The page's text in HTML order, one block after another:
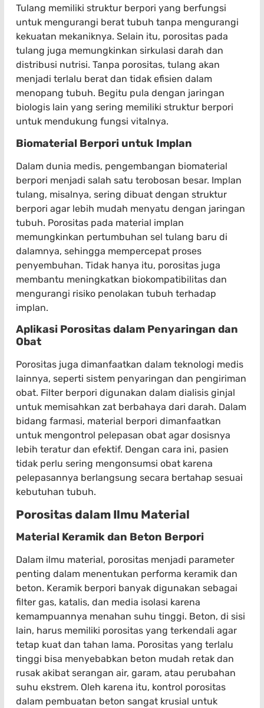
Tulang memiliki struktur berpori yang berfungsi
untuk mengurangi berat tubuh tanpa mengurangi
kekuatan mekaniknya. Selain itu, porositas pada
tulang juga memungkinkan sirkulasi darah dan
distribusi nutrisi. Tanpa porositas, tulang akan
menjadi terlalu berat dan tidak efisien dalam
menopang tubuh. Begitu pula dengan jaringan
biologis lain yang sering memiliki struktur berpori
untuk mendukung fungsi vitalnya.
Biomaterial Berpori untuk Implan
Dalam dunia medis, pengembangan biomaterial
berpori menjadi salah satu terobosan besar. Implan
tulang, misalnya, sering dibuat dengan struktur
berpori agar lebih mudah menyatu dengan jaringan
tubuh. Porositas pada material implan
memungkinkan pertumbuhan sel tulang baru di
dalamnya, sehingga mempercepat proses
penyembuhan. Tidak hanya itu, porositas juga
membantu meningkatkan biokompatibilitas dan
mengurangi risiko penolakan tubuh terhadap
implan.
Aplikasi Porositas dalam Penyaringan dan
Obat
Porositas juga dimanfaatkan dalam teknologi medis
lainnya, seperti sistem penyaringan dan pengiriman
obat. Filter berpori digunakan dalam dialisis ginjal
untuk memisahkan zat berbahaya dari darah. Dalam
bidang farmasi, material berpori dimanfaatkan
untuk mengontrol pelepasan obat agar dosisnya
lebih teratur dan efektif. Dengan cara ini, pasien
tidak perlu sering mengonsumsi obat karena
pelepasannya berlangsung secara bertahap sesuai
kebutuhan tubuh.
Porositas dalam Ilmu Material
Material Keramik dan Beton Berpori
Dalam ilmu material, porositas menjadi parameter
penting dalam menentukan performa keramik dan
beton. Keramik berpori banyak digunakan sebagai
filter gas, katalis, dan media isolasi karena
kemampuannya menahan suhu tinggi. Beton, di sisi
lain, harus memiliki porositas yang terkendali agar
tetap kuat dan tahan lama. Porositas yang terlalu
tinggi bisa menyebabkan beton mudah retak dan
rusak akibat serangan air, garam, atau perubahan
suhu ekstrem. Oleh karena itu, kontrol porositas
dalam pembuatan beton sangat krusial untuk